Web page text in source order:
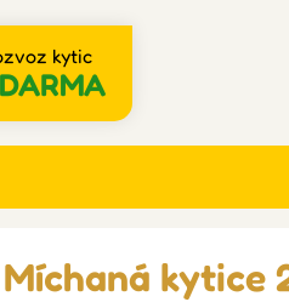
kytic
Míchaná kytice